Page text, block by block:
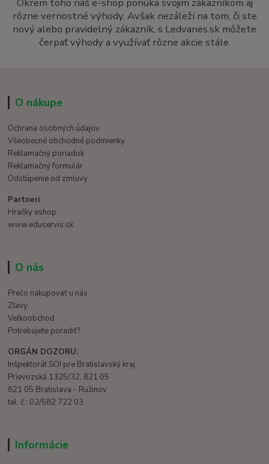
Okrem toho náš e-shop ponúka svojim zákazníkom aj
rôzne vernostné výhody. Avšak nezáleží na tom, či ste
nový alebo pravidelný zákazník, s Ledvanes.sk môžete
čerpať výhody a využívať rôzne akcie stále.
O nákupe
Ochrana osobných údajov
Všeobecné obchodné podmienky
Reklamačný poriadok
Reklamačný formulár
Odstúpenie od zmluvy
Partneri
Hračky eshop
www.eduservis.sk
O nás
Prečo nakupovať u nás
Zľavy
Veľkoobchod
Potrebujete poradiť?
ORGÁN DOZORU:
Inšpektorát SOI pre Bratislavský kraj
Prievozská 1325/32, 821 05
821 05 Bratislava - Ružinov
tel. č.: 02/582 722 03
Informácie